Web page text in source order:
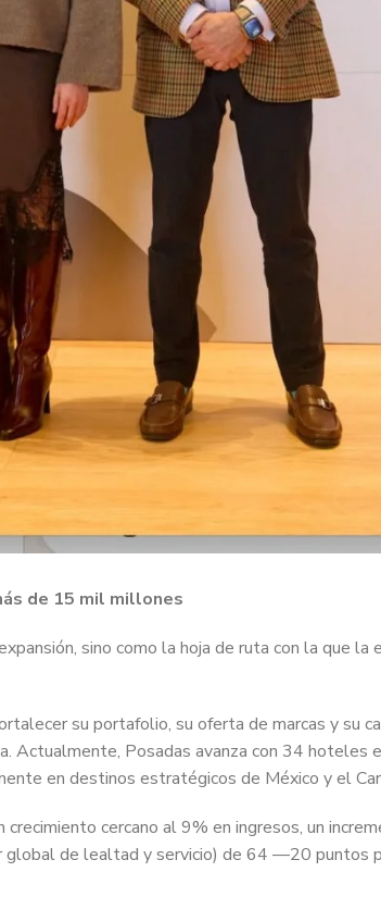
de 15 mil millones
sino como la hoja de ruta con la que
su portafolio, su oferta de marcas y su
Actualmente, Posadas avanza con 34
en destinos estratégicos de México y el
cercano al 9% en ingresos, un
de lealtad y servicio) de 64 —20